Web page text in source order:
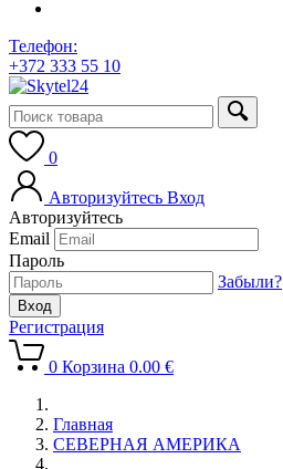
Телефон:
+372 333 55 10
0
Авторизуйтесь Вход
Авторизуйтесь
Email
Пароль
Забыли?
Регистрация
0 Корзина 0.00 €
Главная
СЕВЕРНАЯ АМЕРИКА